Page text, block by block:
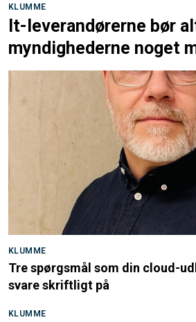
KLUMME
It-leverandørerne bør
myndighederne noget
KLUMME
Tre spørgsmål som din cloud-
svare skriftligt på
KLUMME